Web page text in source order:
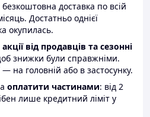
доставка по всій
Достатньо однієї
окупилась.
акції від продавців та сезонні
знижки були справжніми.
— на головній або в застосунку.
оплатити частинами: від 2
лише кредитний ліміт у